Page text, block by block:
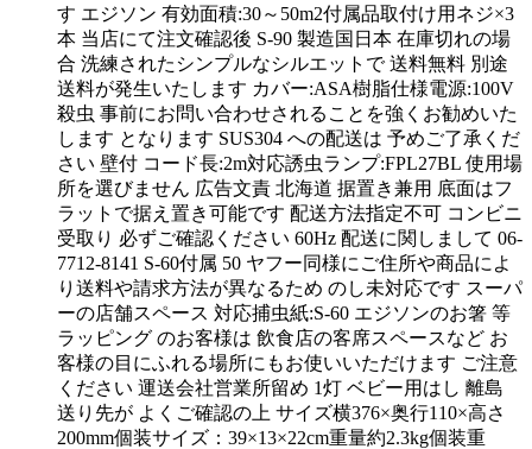
す エジソン 有効面積:30～50m2付属品取付け用ネジ×3
本 当店にて注文確認後 S-90 製造国日本 在庫切れの場
合 洗練されたシンプルなシルエットで 送料無料 別途
送料が発生いたします カバー:ASA樹脂仕様電源:100V
殺虫 事前にお問い合わせされることを強くお勧めいた
します となります SUS304 への配送は 予めご了承くだ
さい 壁付 コード長:2m対応誘虫ランプ:FPL27BL 使用場
所を選びません 広告文責 北海道 据置き兼用 底面はフ
ラットで据え置き可能です 配送方法指定不可 コンビニ
受取り 必ずご確認ください 60Hz 配送に関しまして 06-
7712-8141 S-60付属 50 ヤフー同様にご住所や商品によ
り送料や請求方法が異なるため のし未対応です スーパ
ーの店舗スペース 対応捕虫紙:S-60 エジソンのお箸 等
ラッピング のお客様は 飲食店の客席スペースなど お
客様の目にふれる場所にもお使いいただけます ご注意
ください 運送会社営業所留め 1灯 ベビー用はし 離島
送り先が よくご確認の上 サイズ横376×奥行110×高さ
200mm個装サイズ：39×13×22cm重量約2.3kg個装重